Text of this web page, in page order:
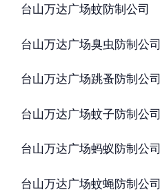
台山万达广场蚊防制公司
台山万达广场臭虫防制公司
台山万达广场跳蚤防制公司
台山万达广场蚊子防制公司
台山万达广场蚂蚁防制公司
台山万达广场蚊蝇防制公司